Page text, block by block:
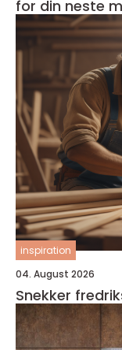
for din neste
inspiration
04. August 2026